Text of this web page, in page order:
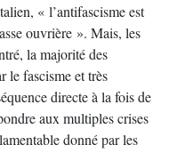
« l’antifascisme est
ouvrière ». Mais, les
la majorité des
le fascisme et très
directe à la fois de
aux multiples crises
donné par les